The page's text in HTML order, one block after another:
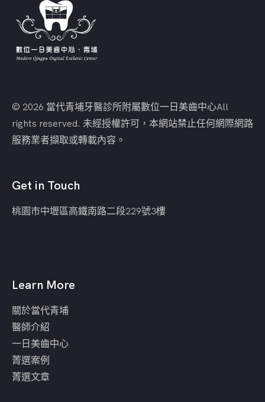
© 2026 當代青埔牙醫診所附屬數位一日美齒中心All
rights reserved. 未經授權許可，本網站禁止任何網際網路
服務業者擷取或轉載內容。
Get in Touch
桃園市中壢區高鐵南路二段229號3樓
Learn More
關於當代青埔
醫師介紹
一日美齒中心
菁選案例
菁選文章